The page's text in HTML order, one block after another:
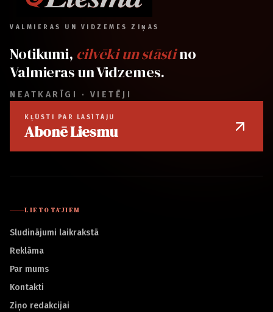
VALMIERAS UN VIDZEMES ZIŅAS
Notikumi, cilvēki un stāstino
Valmieras un Vidzemes.
NEATKARĪGI · VIETĒJI
KĻŪSTI PAR LASĪTĀJU
Abonē Liesmu
LIETOTĀJIEM
Sludinājumi laikrakstā
Reklāma
Par mums
Kontakti
Ziņo redakcijai